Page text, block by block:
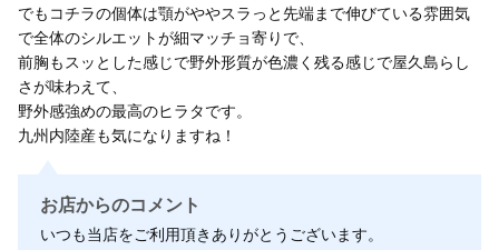
でもコチラの個体は顎がややスラっと先端まで伸びている雰囲気
で全体のシルエットが細マッチョ寄りで、
前胸もスッとした感じで野外形質が色濃く残る感じで屋久島らし
さが味わえて、
野外感強めの最高のヒラタです。
九州内陸産も気になりますね！
お店からのコメント
いつも当店をご利用頂きありがとうございます。